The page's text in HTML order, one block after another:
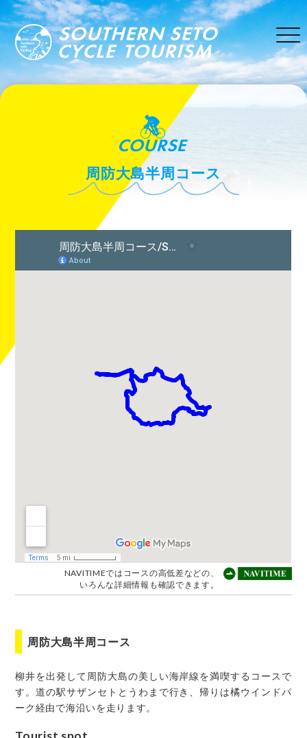
周防大島半周コース
NAVITIMEではコースの高低差などの、
いろんな詳細情報も確認できます。
周防大島半周コース
柳井を出発して周防大島の美しい海岸線を満喫するコースで
す。道の駅サザンセトとうわまで行き、帰りは橘ウインドパ
ーク経由で海沿いを走ります。